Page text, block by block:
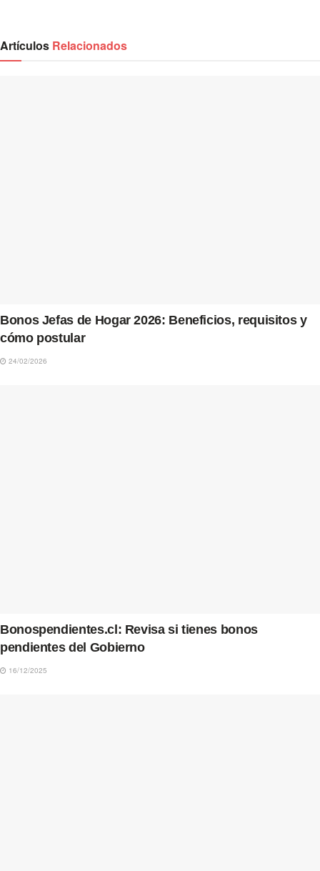
Artículos Relacionados
Bonos Jefas de Hogar 2026: Beneficios, requisitos y
cómo postular
24/02/2026
Bonospendientes.cl: Revisa si tienes bonos
pendientes del Gobierno
16/12/2025